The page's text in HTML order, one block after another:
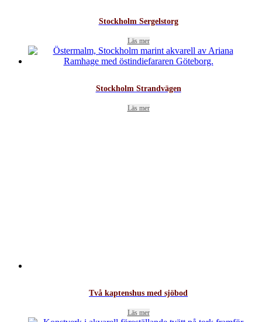
Stockholm Sergelstorg
Läs mer
Stockholm Strandvägen
Läs mer
Två kaptenshus med sjöbod
Läs mer